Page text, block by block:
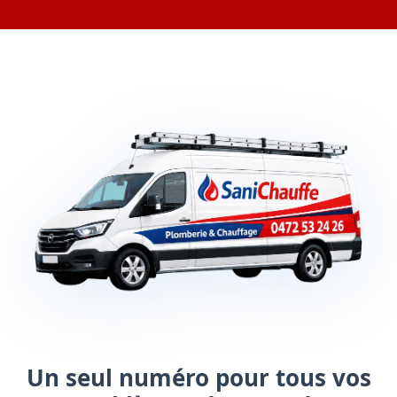
Un seul numéro pour tous vos